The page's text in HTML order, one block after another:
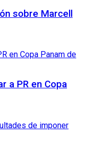
sobre Marcell
a PR en Copa